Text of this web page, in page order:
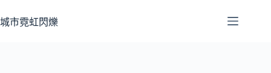
至
城市霓虹閃爍